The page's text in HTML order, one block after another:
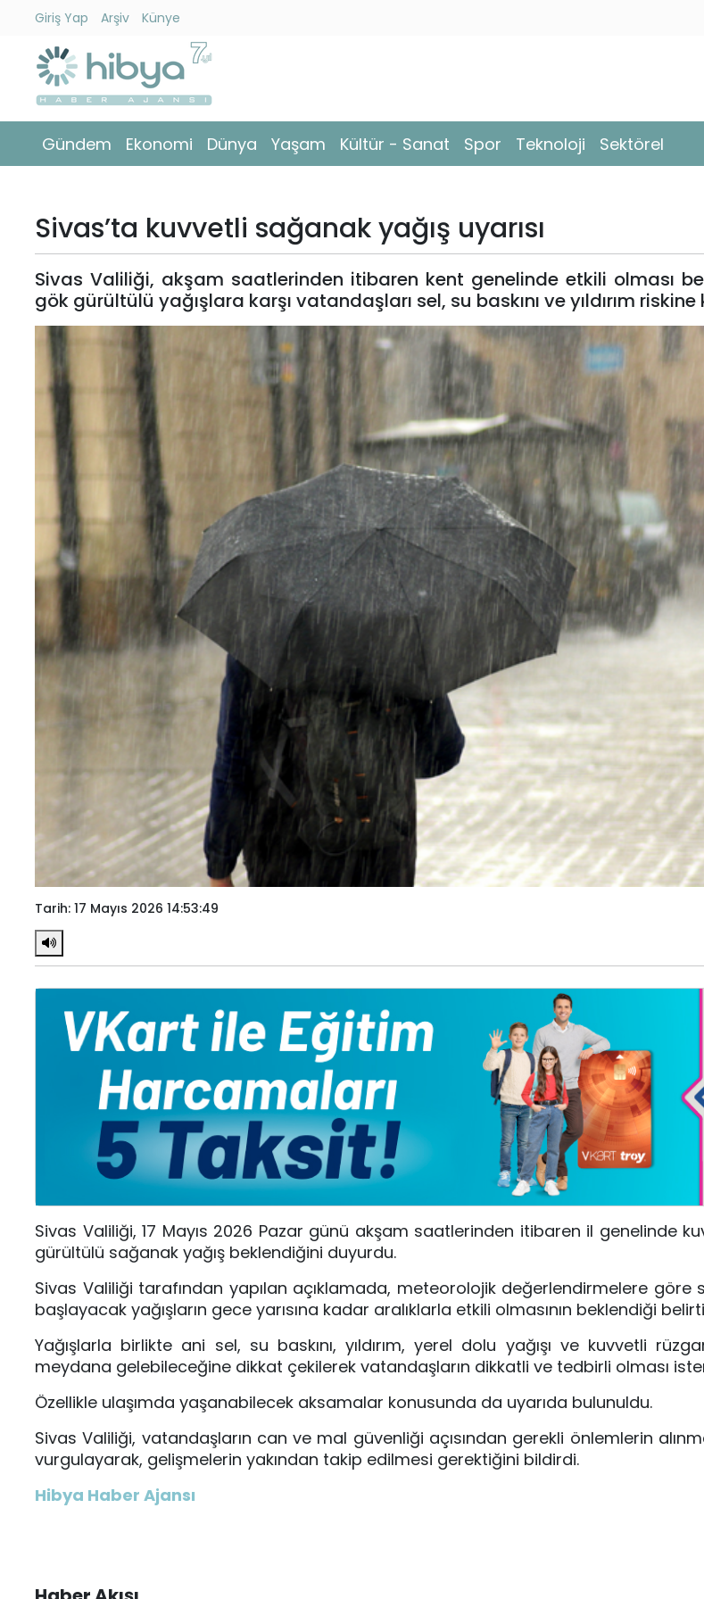
Giriş Yap Arşiv Künye
Gündem Ekonomi Dünya Yaşam Kültür - Sanat Spor Teknoloji Sektörel
Gündem
Ekonomi
Yaşam
Kültür
Sanat
Spor
Teknoloji
Arşiv
Künye
Giriş
Yap
Sivas’ta kuvvetli sağanak yağış uyarısı
Sivas Valiliği, akşam saatlerinden itibaren kent genelinde etkili olması
gök gürültülü yağışlara karşı vatandaşları sel, su baskını ve yıldırım riskine
Tarih: 17 Mayıs 2026 14:53:49
Sivas Valiliği, 17 Mayıs 2026 Pazar günü akşam saatlerinden itibaren il genelinde
gürültülü sağanak yağış beklendiğini duyurdu.
Sivas Valiliği tarafından yapılan açıklamada, meteorolojik değerlendirmelere göre
başlayacak yağışların gece yarısına kadar aralıklarla etkili olmasının beklendiği
Yağışlarla birlikte ani sel, su baskını, yıldırım, yerel dolu yağışı ve kuvvetli
meydana gelebileceğine dikkat çekilerek vatandaşların dikkatli ve tedbirli olması
Özellikle ulaşımda yaşanabilecek aksamalar konusunda da uyarıda bulunuldu.
Sivas Valiliği, vatandaşların can ve mal güvenliği açısından gerekli önlemlerin
vurgulayarak, gelişmelerin yakından takip edilmesi gerektiğini bildirdi.
Hibya Haber Ajansı